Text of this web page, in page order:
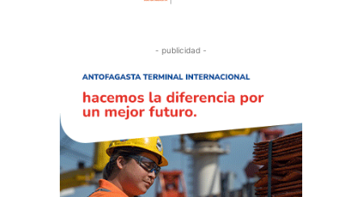
- publicidad -